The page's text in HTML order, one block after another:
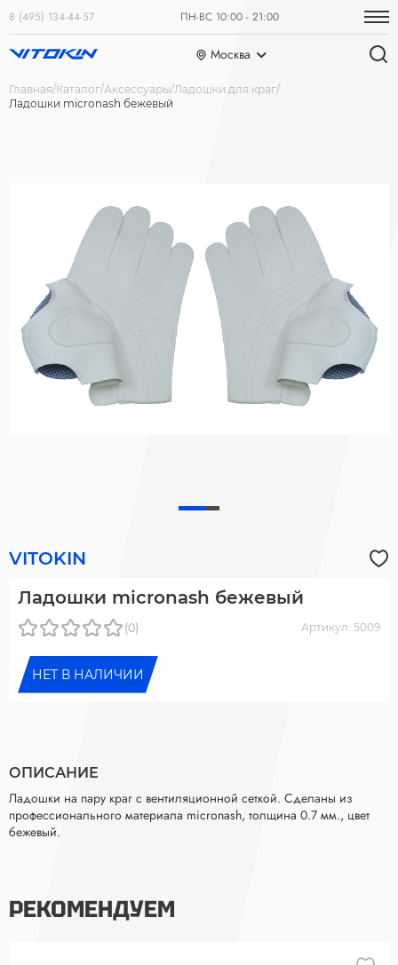
8 (495) 134-44-57 ПН-ВС 10:00 - 21:00
Москва
Главная Каталог Аксессуары Ладошки для краг
Ладошки micronash бежевый
VITOKIN
Ладошки micronash бежевый
(0) Артикул: 5009
НЕТ В НАЛИЧИИ
ОПИСАНИЕ
Ладошки на пару краг с вентиляционной сеткой. Сделаны из
профессионального материала micronash, толщина 0.7 мм., цвет
бежевый.
РЕКОМЕНДУЕМ